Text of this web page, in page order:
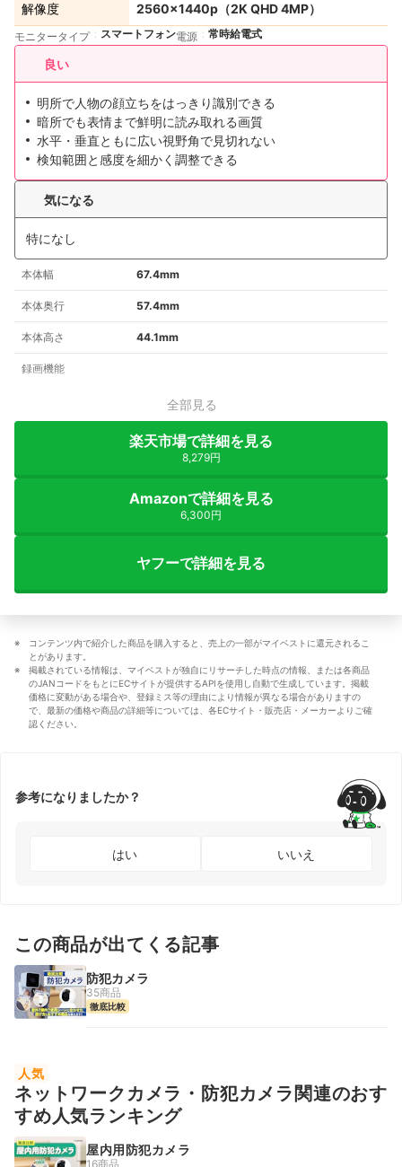
解像度 2560×1440p（2K QHD 4MP）
モニタータイプ スマートフォン電源 常時給電式
良い
明所で人物の顔立ちをはっきり識別できる
暗所でも表情まで鮮明に読み取れる画質
水平・垂直ともに広い視野角で見切れない
検知範囲と感度を細かく調整できる
気になる
特になし
本体幅 67.4mm
本体奥行 57.4mm
本体高さ 44.1mm
録画機能
全部見る
楽天市場で詳細を見る
8,279円
Amazonで詳細を見る
6,300円
ヤフーで詳細を見る
コンテンツ内で紹介した商品を購入すると、売上の一部がマイベストに還元されるこ
とがあります。
掲載されている情報は、マイベストが独自にリサーチした時点の情報、または各商品
のJANコードをもとにECサイトが提供するAPIを使用し自動で生成しています。掲載
価格に変動がある場合や、登録ミス等の理由により情報が異なる場合がありますの
で、最新の価格や商品の詳細等については、各ECサイト・販売店・メーカーよりご確
認ください。
参考になりましたか？
はい いいえ
この商品が出てくる記事
防犯カメラ
35商品
徹底比較
人気
ネットワークカメラ・防犯カメラ関連のおす
すめ人気ランキング
屋内用防犯カメラ
16商品